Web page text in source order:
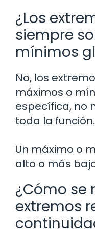
¿Los
siempre
mínimos
No, los
máximos o
específica, no
toda la función.
Un máximo o
alto o más
¿Cómo se
extremos